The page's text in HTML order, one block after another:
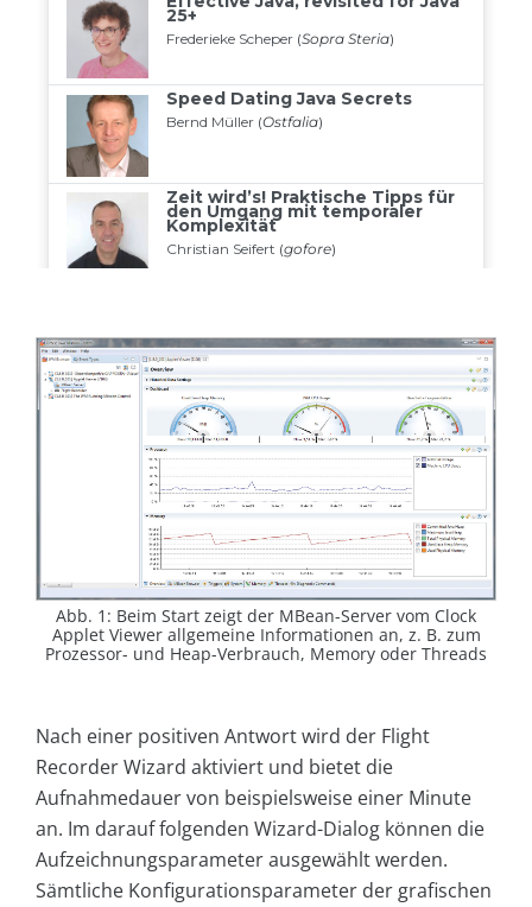
Abb. 1: Beim Start zeigt der MBean-Server vom Clock
Applet Viewer allgemeine Informationen an, z. B. zum
Prozessor- und Heap-Verbrauch, Memory oder Threads
Nach einer positiven Antwort wird der Flight
Recorder Wizard aktiviert und bietet die
Aufnahmedauer von beispielsweise einer Minute
an. Im darauf folgenden Wizard-Dialog können die
Aufzeichnungsparameter ausgewählt werden.
Sämtliche Konfigurationsparameter der grafischen